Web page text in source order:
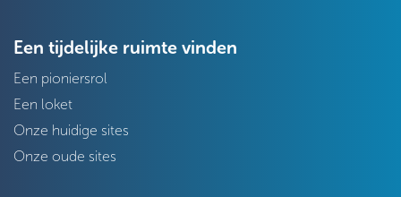
Een tijdelijke ruimte vinden
Een pioniersrol
Een loket
Onze huidige sites
Onze oude sites